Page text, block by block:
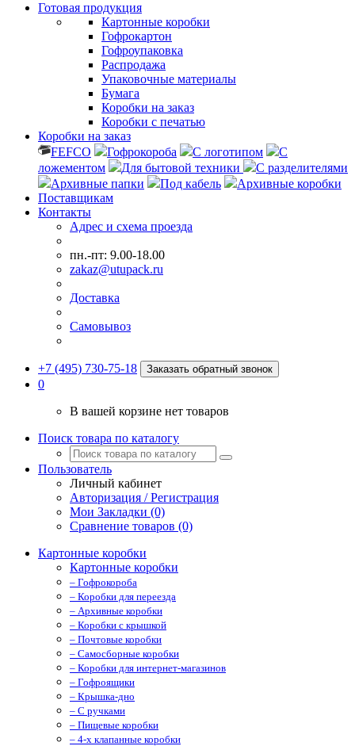
Готовая продукция
Картонные коробки
Гофрокартон
Гофроупаковка
Распродажа
Упаковочные материалы
Бумага
Коробки на заказ
Коробки с печатью
Коробки на заказ
FEFCO
Гофрокороба С логотипом
С
ложементом
Для бытовой техники
С разделителями
Архивные папки
Под кабель
Архивные коробки
Поставщикам
Контакты
Адрес и схема проезда
пн.-пт: 9.00-18.00
zakaz@utupack.ru
Доставка
Самовывоз
+7 (495) 730-75-18 Заказать обратный звонок
0
В вашей корзине нет товаров
Поиск товара по каталогу
Пользователь
Личный кабинет
Авторизация / Регистрация
Мои Закладки (0)
Сравнение товаров (0)
Картонные коробки
Картонные коробки
– Гофрокороба
– Коробки для переезда
– Архивные коробки
– Коробки с крышкой
– Почтовые коробки
– Самосборные коробки
– Коробки для интернет-магазинов
– Гофроящики
– Крышка-дно
– С ручками
– Пищевые коробки
– 4-х клапанные коробки